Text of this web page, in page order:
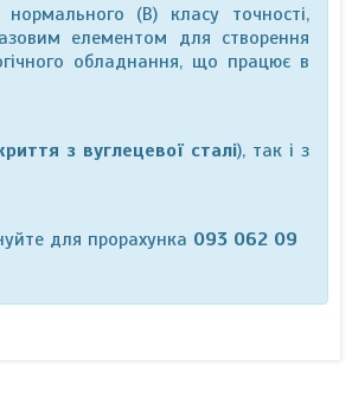
(В) класу точності,
елементом для створення
обладнання, що працює в
з вуглецевої сталі), так і з
для прорахунка 093 062 09